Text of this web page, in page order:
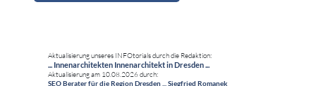
Aktualisierung unseres INFOtorials durch die Redaktion:
... Innenarchitekten Innenarchitekt in Dresden ...
Aktualisierung am 10.08.2026 durch:
SEO Berater für die Region Dresden ... Siegfried Romanek